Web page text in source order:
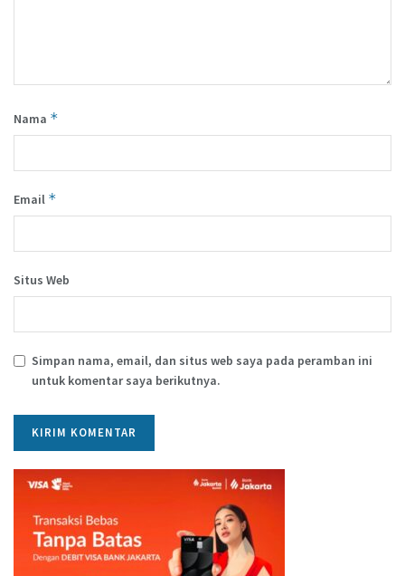
Nama *
Email *
Situs Web
Simpan nama, email, dan situs web saya pada peramban ini
untuk komentar saya berikutnya.